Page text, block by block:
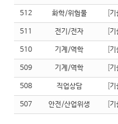
512 화학/위험물 기
511 전기/전자 기
510 기계/역학 기
509 기계/역학 기
508 직업상담 기
507 안전/산업위생 기